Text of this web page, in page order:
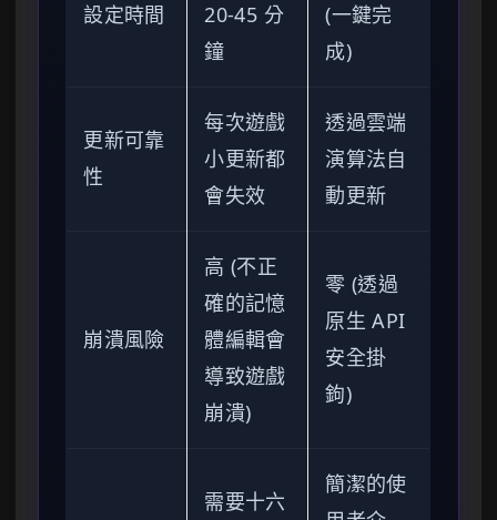
設定時間
20-45 分
鐘
(一鍵完
成)
更新可靠
性
每次遊戲
小更新都
會失效
透過雲端
演算法自
動更新
崩潰風險
高 (不正
確的記憶
體編輯會
導致遊戲
崩潰)
零 (透過
原生 API
安全掛
鉤)
需要十六
簡潔的使